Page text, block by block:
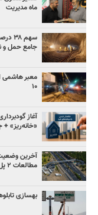
ماه مدیریت
سهم
جامع حمل و
معبر هاشمی
۱۰
آغاز
«خانه‌ریز» +
مطالعات ۲ پل
بهسازی